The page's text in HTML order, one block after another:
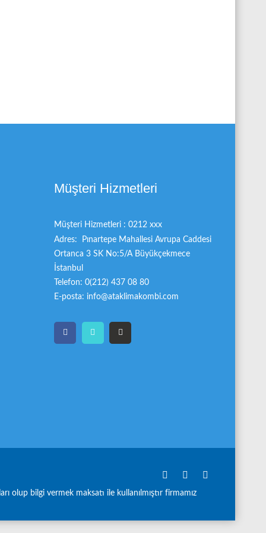
Müşteri Hizmetleri
Müşteri Hizmetleri : 0212 xxx
Adres: Pınartepe Mahallesi Avrupa Caddesi
Ortanca 3 SK No:5/A Büyükçekmece
İstanbul
Telefon: 0(212) 437 08 80
E-posta: info@ataklimakombi.com
olup bilgi vermek maksatı ile kullanılmıştır firmamız